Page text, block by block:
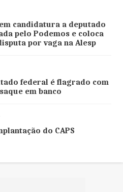
candidatura a deputado
pelo Podemos e coloca
por vaga na Alesp
federal é flagrado com
em banco
do CAPS